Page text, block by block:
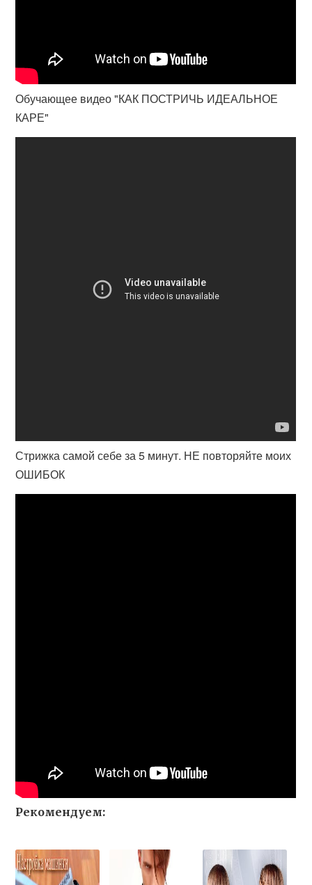
Обучающее видео "КАК ПОСТРИЧЬ ИДЕАЛЬНОЕ
КАРЕ"
Стрижка самой себе за 5 минут. НЕ повторяйте моих
ОШИБОК
Рекомендуем: